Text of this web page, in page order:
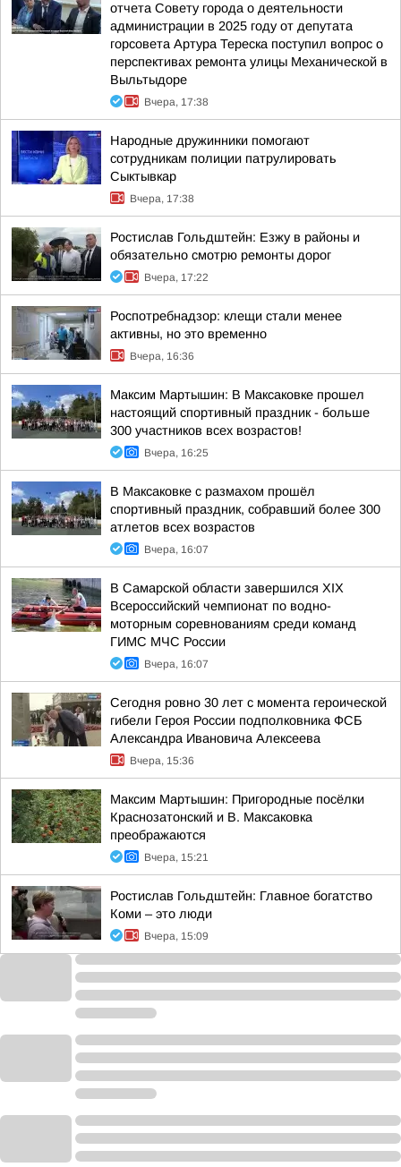
отчета Совету города о деятельности
администрации в 2025 году от депутата
горсовета Артура Тереска поступил вопрос о
перспективах ремонта улицы Механической в
Выльтыдоре
Вчера, 17:38
Народные дружинники помогают
сотрудникам полиции патрулировать
Сыктывкар
Вчера, 17:38
Ростислав Гольдштейн: Езжу в районы и
обязательно смотрю ремонты дорог
Вчера, 17:22
Роспотребнадзор: клещи стали менее
активны, но это временно
Вчера, 16:36
Максим Мартышин: В Максаковке прошел
настоящий спортивный праздник - больше
300 участников всех возрастов!
Вчера, 16:25
В Максаковке с размахом прошёл
спортивный праздник, собравший более 300
атлетов всех возрастов
Вчера, 16:07
В Самарской области завершился XIХ
Всероссийский чемпионат по водно-
моторным соревнованиям среди команд
ГИМС МЧС России
Вчера, 16:07
Сегодня ровно 30 лет с момента героической
гибели Героя России подполковника ФСБ
Александра Ивановича Алексеева
Вчера, 15:36
Максим Мартышин: Пригородные посёлки
Краснозатонский и В. Максаковка
преображаются
Вчера, 15:21
Ростислав Гольдштейн: Главное богатство
Коми – это люди
Вчера, 15:09